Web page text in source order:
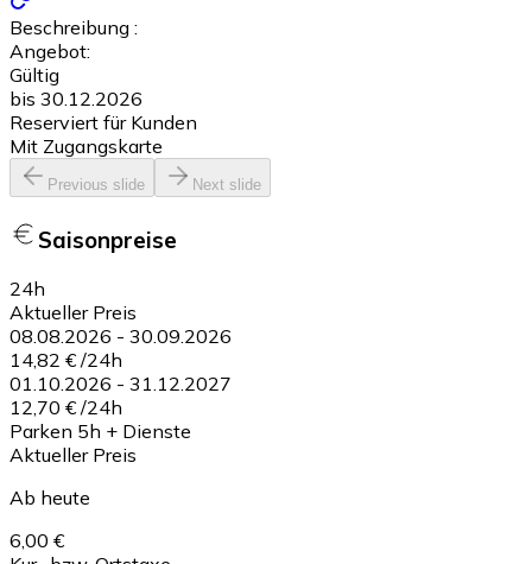
Beschreibung :
Angebot:
Gültig
bis 30.12.2026
Reserviert für Kunden
Mit Zugangskarte
Previous slide Next slide
Saisonpreise
24h
Aktueller Preis
08.08.2026 - 30.09.2026
14,82 € /24h
01.10.2026 - 31.12.2027
12,70 € /24h
Parken 5h + Dienste
Aktueller Preis
Ab heute
6,00 €